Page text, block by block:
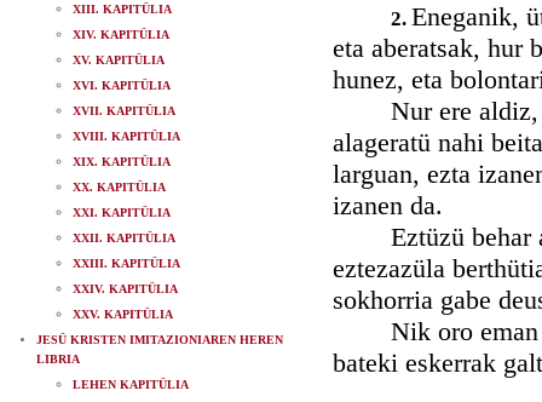
XIII. KAPITÜLIA
XIV. KAPITÜLIA
XV. KAPITÜLIA
XVI. KAPITÜLIA
XVII. KAPITÜLIA
XVIII. KAPITÜLIA
XIX. KAPITÜLIA
XX. KAPITÜLIA
XXI. KAPITÜLIA
XXII. KAPITÜLIA
XXIII. KAPITÜLIA
XXIV. KAPITÜLIA
XXV. KAPITÜLIA
JESÜ KRISTEN IMITAZIONIAREN HEREN
LIBRIA
LEHEN KAPITÜLIA
2. Eneganik,
eta aberatsak, hur
hunez, eta
Nur ere aldiz,
alageratü nahi
larguan, ezta
izanen da.
Eztüzü behar
eztezazüla
sokhorria gabe
Nik oro eman
bateki eskerrak